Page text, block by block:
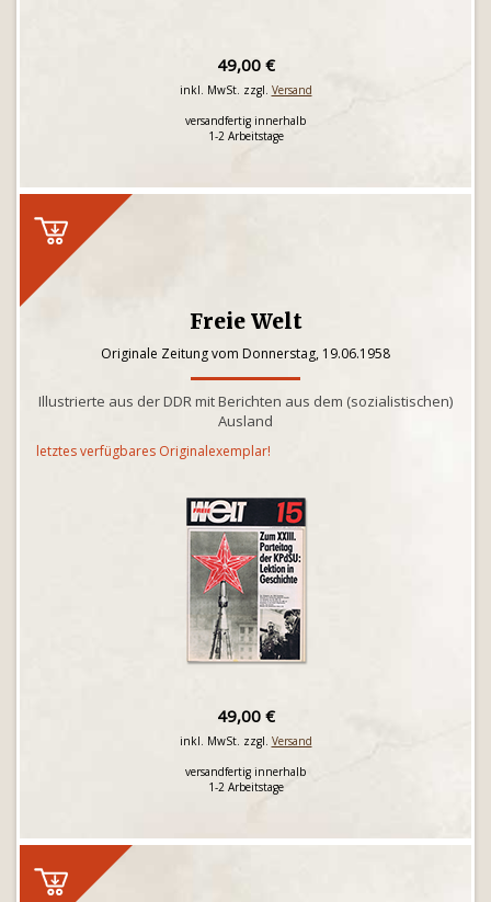
49,00 €
inkl. MwSt. zzgl. Versand
versandfertig innerhalb
1-2 Arbeitstage
Freie Welt
Originale Zeitung vom Donnerstag, 19.06.1958
Illustrierte aus der DDR mit Berichten aus dem (sozialistischen)
Ausland
letztes verfügbares Originalexemplar!
49,00 €
inkl. MwSt. zzgl. Versand
versandfertig innerhalb
1-2 Arbeitstage